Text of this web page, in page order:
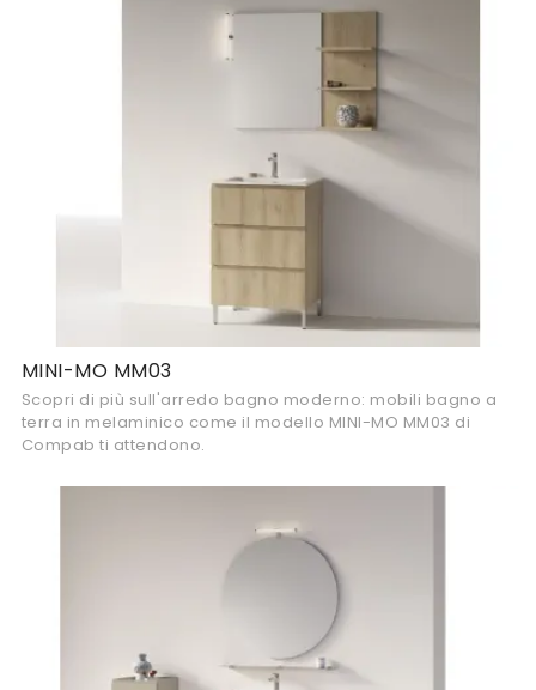
MINI-MO MM03
Scopri di più sull'arredo bagno moderno: mobili bagno a
terra in melaminico come il modello MINI-MO MM03 di
Compab ti attendono.